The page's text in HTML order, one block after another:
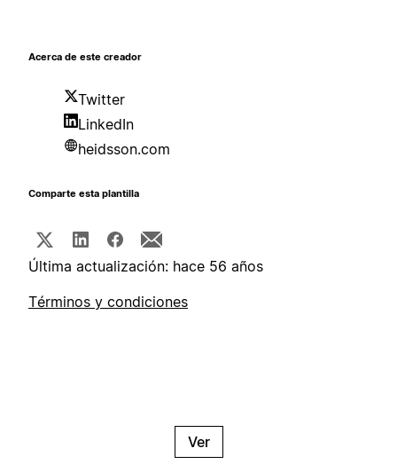
Acerca de este creador
Twitter
LinkedIn
heidsson.com
Comparte esta plantilla
Última actualización: hace 56 años
Términos y condiciones
Ver